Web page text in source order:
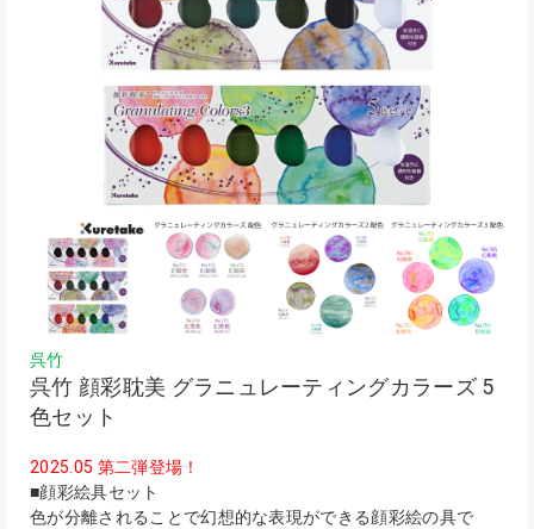
呉竹
呉竹 顔彩耽美 グラニュレーティングカラーズ 5
色セット
2025.05 第二弾登場！
■顔彩絵具セット
色が分離されることで幻想的な表現ができる顔彩絵の具で